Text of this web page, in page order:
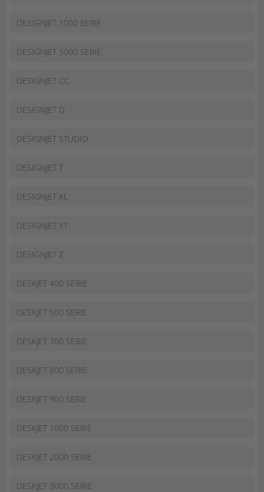
DESIGNJET 1000 SERIE
DESIGNJET 5000 SERIE
DESIGNJET CC
DESIGNJET D
DESIGNJET STUDIO
DESIGNJET T
DESIGNJET XL
DESIGNJET XT
DESIGNJET Z
DESKJET 400 SERIE
DESKJET 500 SERIE
DESKJET 700 SERIE
DESKJET 800 SERIE
DESKJET 900 SERIE
DESKJET 1000 SERIE
DESKJET 2000 SERIE
DESKJET 3000 SERIE